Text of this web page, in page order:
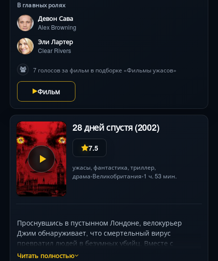
В главных ролях
Девон Сава
Alex Browning
Эли Лартер
Clear Rivers
7 голосов за фильм в подборке «Фильмы ужасов»
Фильм
28 дней спустя (2002)
7.5
ужасы, фантастика, триллер,
драма•Великобритания•1 ч. 53 мин.
Проснувшись в пустынном Лондоне, велокурьер
Джим обнаруживает, что смертельный вирус
превратил людей в безумных убийц. Вместе с
горсткой выживших он пытается найти безопасность,
Читать полностью